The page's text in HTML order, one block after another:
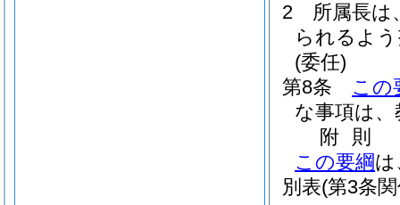
2
所属長は
られるよ
(委任)
第8条
この
な事項は
附 則
この要綱は
別表(第3条